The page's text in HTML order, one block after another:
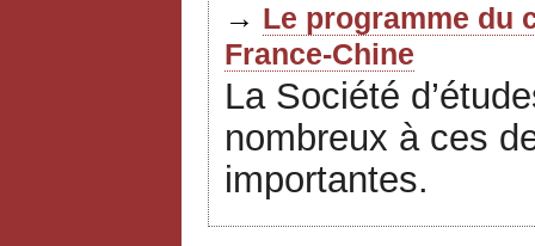
→ Le programme du
France-Chine
La Société
nombreux à ces
importantes.